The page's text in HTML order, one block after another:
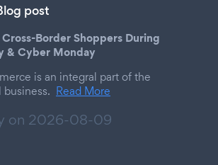
post
Border Shoppers During
& Cyber Monday
is an integral part of the
Read More
on 2026-08-09